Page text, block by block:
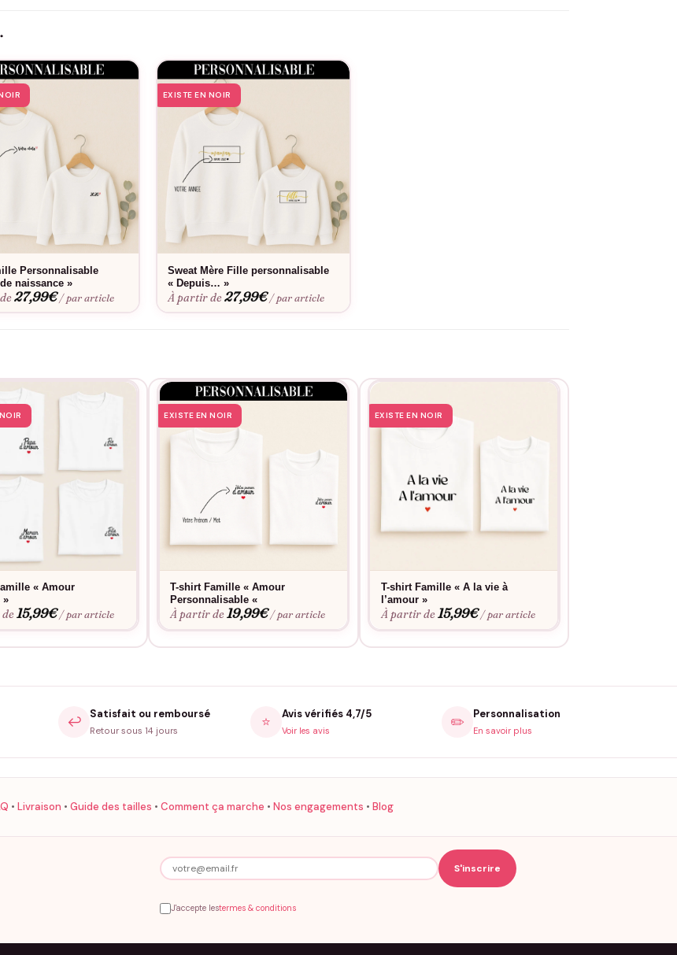
des pièces conçues avec le même souci du détail et la même volonté de toucher le cœur. Le
un must-have pour toute grand-mère moderne qui aime allier style et confort. En l’offrant,
un bout de votre affection, une marque indélébile de votre amour.
Personnalisable
naissance »
27,99€ / par article
EXISTE EN NOIR
Sweat Mère Fille personnalisable
« Depuis… »
À partir de27,99€ / par article
« Amour
»
15,99€ / par article
EXISTE EN NOIR
T-shirt Famille « Amour
Personnalisable «
À partir de19,99€ / par article
EXISTE EN NOIR
T-shirt Famille « A la vie à
l’amour »
À partir de15,99€ / par article
↩️ Satisfait ou remboursé
Retour sous 14 jours
⭐ Avis vérifiés 4,7/5
Voir les avis ✏️ Personnalisation
En savoir plus
• Livraison • Guide des tailles • Comment ça marche • Nos engagements • Blog
J'accepte lestermes & conditions